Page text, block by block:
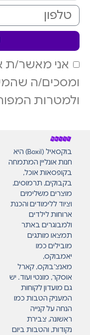
אני מאשר/ת
ומסכים/ה
ולמטרות
בוקסאיל (Boxil) היא
חנות אונליין המתמחה
בקופסאות אוכל,
בקבוקים, תרמוסים,
מוצרים משלימים
וציוד ללימודים והכנת
ארוחות לילדים
ולמבוגרים באתר
תמצאו מותגים
מובילים כמו
יאמבוקס,
מאנצ’בוקס, קארל
אוסקר, מונטי ועוד. יש
גם מועדון לקוחות
המעניק הטבות כמו
הנחה על קנייה
ראשונה, צבירת
נקודות, והטבות ביום